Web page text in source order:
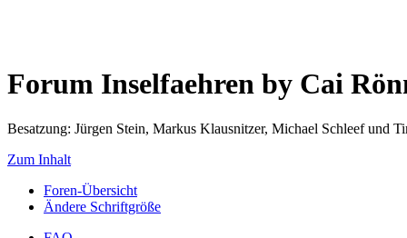
Forum Inselfaehren by Cai
Besatzung: Jürgen Stein, Markus Klausnitzer, Michael Schleef und
Zum Inhalt
Foren-Übersicht
Ändere Schriftgröße